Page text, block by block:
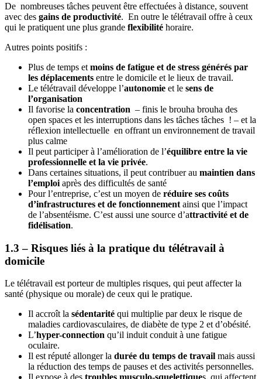
De nombreuses tâches peuvent être effectuées à distance, souvent
avec des gains de productivité. En outre le télétravail offre à ceux
qui le pratiquent une plus grande flexibilité horaire.
Autres points positifs :
Plus de temps et moins de fatigue et de stress générés par
les déplacements entre le domicile et le lieux de travail.
Le télétravail développe l’autonomie et le sens de
l’organisation
Il favorise la concentration – finis le brouha brouha des
open spaces et les interruptions dans les tâches tâches ! – et la
réflexion intellectuelle en offrant un environnement de travail
plus calme
Il peut participer à l’amélioration de l’équilibre entre la vie
professionnelle et la vie privée.
Dans certaines situations, il peut contribuer au maintien dans
l’emploi après des difficultés de santé
Pour l’entreprise, c’est un moyen de réduire ses coûts
d’infrastructures et de fonctionnement ainsi que l’impact
de l’absentéisme. C’est aussi une source d’attractivité et de
fidélisation.
1.3 – Risques liés à la pratique du télétravail à
domicile
Le télétravail est porteur de multiples risques, qui peut affecter la
santé (physique ou morale) de ceux qui le pratique.
Il accroît la sédentarité qui multiplie par deux le risque de
maladies cardiovasculaires, de diabète de type 2 et d’obésité.
L’hyper-connection qu’il induit conduit à une fatigue
oculaire.
Il est réputé allonger la durée du temps de travail mais aussi
la réduction des temps de pauses et des activités personnelles.